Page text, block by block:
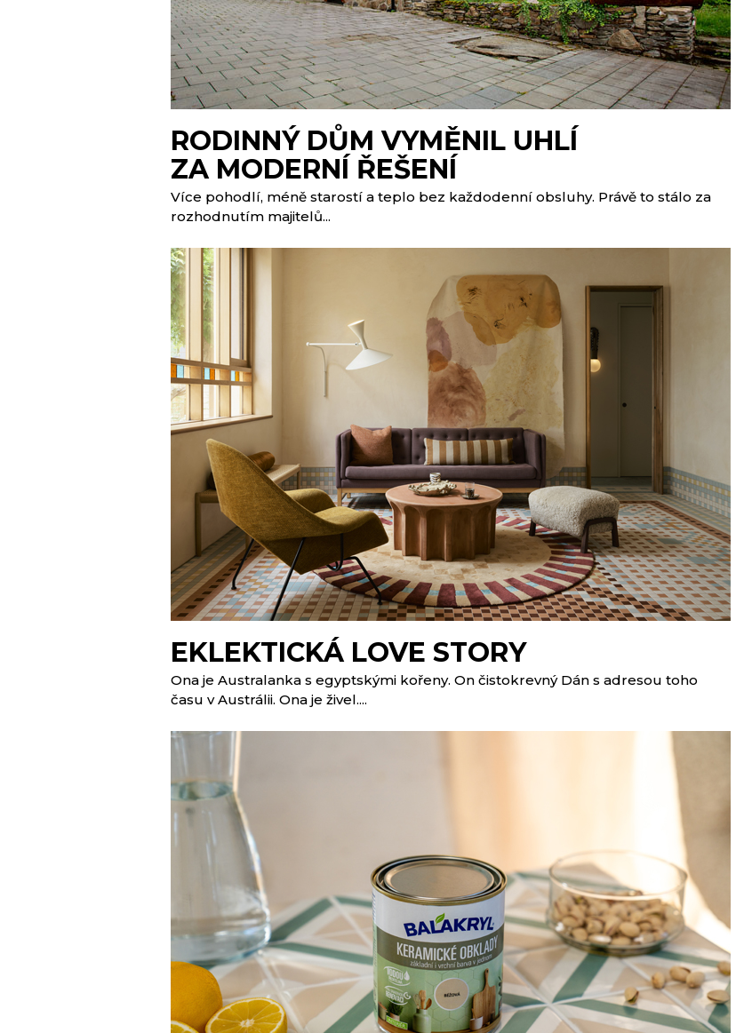
RODINNÝ DŮM VYMĚNIL UHLÍ
ZA MODERNÍ ŘEŠENÍ
Více pohodlí, méně starostí a teplo bez každodenní obsluhy. Právě to stálo za
rozhodnutím majitelů...
EKLEKTICKÁ LOVE STORY
Ona je Australanka s egyptskými kořeny. On čistokrevný Dán s adresou toho
času v Austrálii. Ona je živel....